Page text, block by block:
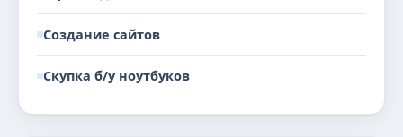
Создание сайтов
Скупка б/у ноутбуков